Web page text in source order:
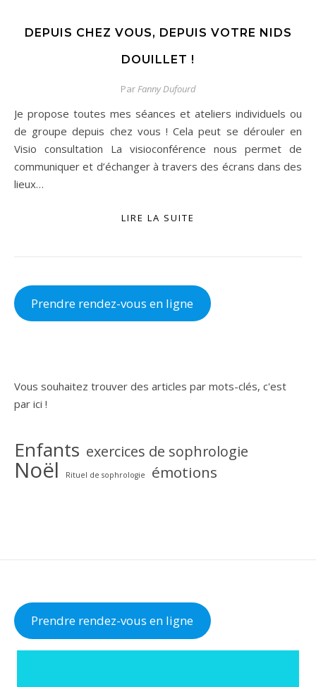
DEPUIS CHEZ VOUS, DEPUIS VOTRE NIDS
DOUILLET !
Par Fanny Dufourd
Je propose toutes mes séances et ateliers individuels ou
de groupe depuis chez vous ! Cela peut se dérouler en
Visio consultation La visioconférence nous permet de
communiquer et d’échanger à travers des écrans dans des
lieux…
LIRE LA SUITE
Prendre rendez-vous en ligne
Vous souhaitez trouver des articles par mots-clés, c'est
par ici !
Enfants exercices de sophrologie
Noël Rituel de sophrologie émotions
Prendre rendez-vous en ligne